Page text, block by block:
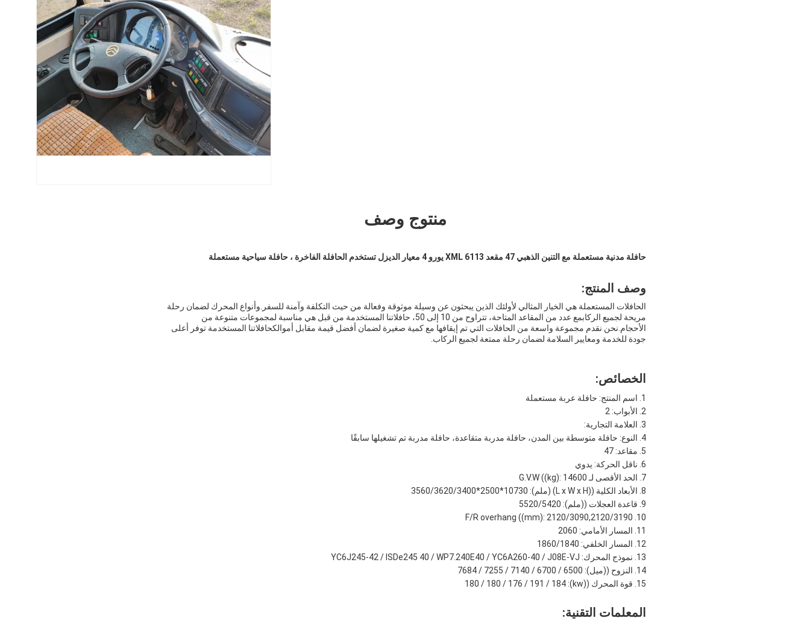
منتوج وصف
حافلة مدنية مستعملة مع التنين الذهبي 47 مقعد XML 6113 يورو 4 معيار الديزل تستخدم الحافلة الفاخرة ، حافلة سياحية مستعملة
وصف المنتج:
الحافلات المستعملة هي الخيار المثالي لأولئك الذين يبحثون عن وسيلة موثوقة وفعالة من حيث التكلفة وآمنة للسفر.وأنواع المحرك لضمان رحلة
مريحة لجميع الركابمع عدد من المقاعد المتاحة، تتراوح من 10 إلى 50، حافلاتنا المستخدمة من قبل هي مناسبة لمجموعات متنوعة من
الأحجام.نحن نقدم مجموعة واسعة من الحافلات التي تم إيقافها مع كمية صغيرة لضمان أفضل قيمة مقابل أموالكحافلاتنا المستخدمة توفر أعلى
جودة للخدمة ومعايير السلامة لضمان رحلة ممتعة لجميع الركاب.
الخصائص:
اسم المنتج: حافلة عربة مستعملة
الأبواب: 2
العلامة التجارية:
النوع: حافلة متوسطة بين المدن، حافلة مدربة متقاعدة، حافلة مدربة تم تشغيلها سابقًا
مقاعد: 47
ناقل الحركة: يدوي
الحد الأقصى لـ G.V.W ((kg): 14600
الأبعاد الكلية ((L x W x H) (ملم): 10730*2500*3560/3620/3400
قاعدة العجلات ((ملم): 5520/5420
F/R overhang ((mm): 2120/3090,2120/3190
المسار الأمامي: 2060
المسار الخلفي: 1860/1840
نموذج المحرك: YC6J245-42 / ISDe245 40 / WP7.240E40 / YC6A260-40 / J08E-VJ
النزوح ((ميل): 6500 / 6700 / 7140 / 7255 / 7684
قوة المحرك ((kw): 180 / 180 / 176 / 191 / 184
المعلمات التقنية: